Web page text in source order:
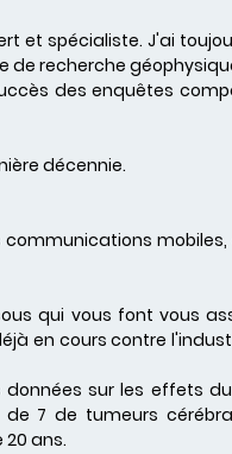
et spécialiste. J'ai
de recherche
des enquêtes
décennie.
qui vous font vous
en cours contre
données sur les effets
7 de tumeurs
ans.